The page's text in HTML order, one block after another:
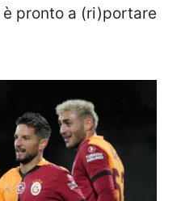
pronto a (ri)portare